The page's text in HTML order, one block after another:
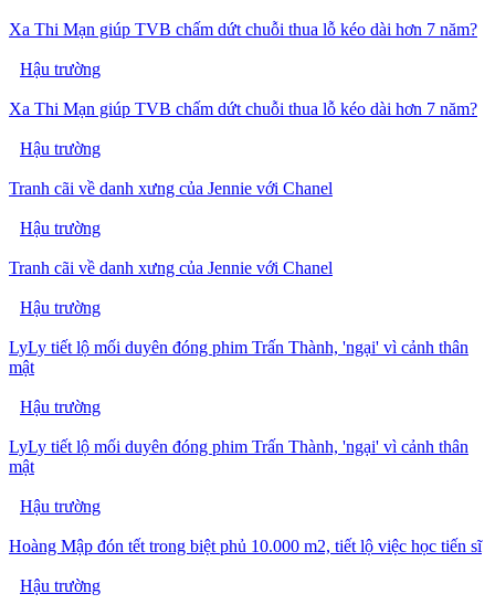
Xa Thi Mạn giúp TVB chấm dứt chuỗi thua lỗ kéo dài hơn 7 năm?
Hậu trường
Xa Thi Mạn giúp TVB chấm dứt chuỗi thua lỗ kéo dài hơn 7 năm?
Hậu trường
Tranh cãi về danh xưng của Jennie với Chanel
Hậu trường
Tranh cãi về danh xưng của Jennie với Chanel
Hậu trường
LyLy tiết lộ mối duyên đóng phim Trấn Thành, 'ngại' vì cảnh thân
mật
Hậu trường
LyLy tiết lộ mối duyên đóng phim Trấn Thành, 'ngại' vì cảnh thân
mật
Hậu trường
Hoàng Mập đón tết trong biệt phủ 10.000 m2, tiết lộ việc học tiến sĩ
Hậu trường